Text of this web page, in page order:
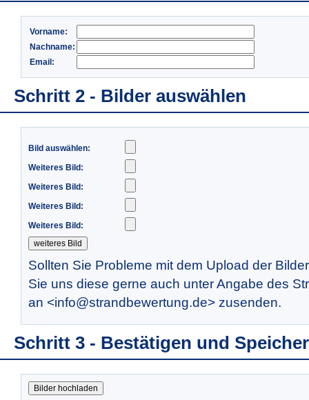
Vorname:
Nachname:
Email:
Schritt 2 - Bilder auswählen
Bild auswählen:
Weiteres Bild:
Weiteres Bild:
Weiteres Bild:
Weiteres Bild:
Sollten Sie Probleme mit dem Upload der
Sie uns diese gerne auch unter Angabe des
an <info@strandbewertung.de> zusenden.
Schritt 3 - Bestätigen und